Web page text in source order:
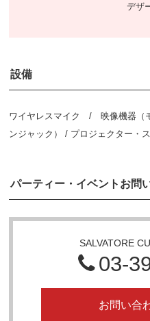
デザ
設備
ワイヤレスマイク / 映像機器（
ンジャック） / プロジェクター・
パーティー・イベントお問
SALVATORE
03-
お問い合